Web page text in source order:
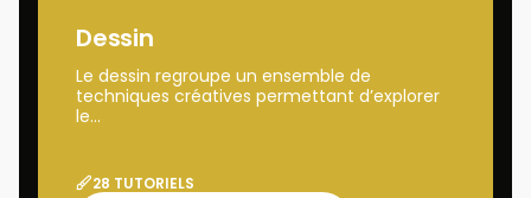
Dessin
Le dessin regroupe un ensemble de
techniques créatives permettant d’explorer
le...
28 TUTORIELS